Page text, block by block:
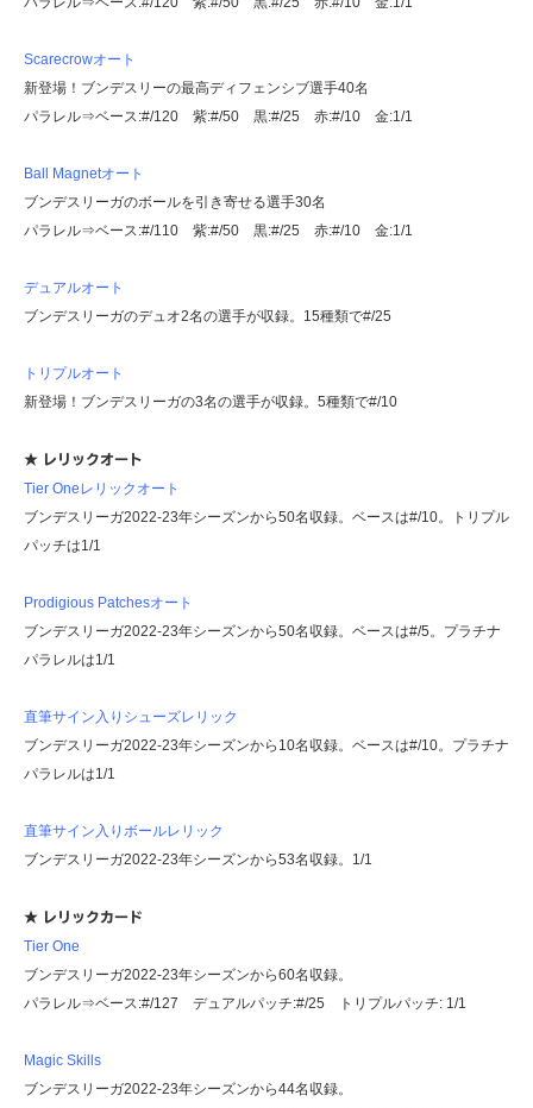
Scarecrowオート
新登場！ブンデスリーの最高ディフェンシブ選手40名
パラレル⇒ベース:#/120 紫:#/50 黒:#/25 赤:#/10 金:1/1
Ball Magnetオート
ブンデスリーガのボールを引き寄せる選手30名
パラレル⇒ベース:#/110 紫:#/50 黒:#/25 赤:#/10 金:1/1
デュアルオート
ブンデスリーガのデュオ2名の選手が収録。15種類で#/25
トリプルオート
新登場！ブンデスリーガの3名の選手が収録。5種類で#/10
★ レリックオート
Tier Oneレリックオート
ブンデスリーガ2022-23年シーズンから50名収録。ベースは#/10。トリプル
パッチは1/1
Prodigious Patchesオート
ブンデスリーガ2022-23年シーズンから50名収録。ベースは#/5。プラチナ
パラレルは1/1
直筆サイン入りシューズレリック
ブンデスリーガ2022-23年シーズンから10名収録。ベースは#/10。プラチナ
パラレルは1/1
直筆サイン入りボールレリック
ブンデスリーガ2022-23年シーズンから53名収録。1/1
★ レリックカード
Tier One
ブンデスリーガ2022-23年シーズンから60名収録。
パラレル⇒ベース:#/127 デュアルパッチ:#/25 トリプルパッチ: 1/1
Magic Skills
ブンデスリーガ2022-23年シーズンから44名収録。